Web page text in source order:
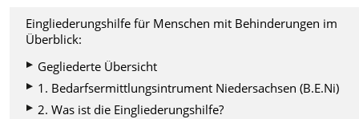
Eingliederungshilfe für Menschen mit Behinderungen im
Überblick:
Gegliederte Übersicht
1. Bedarfsermittlungsintrument Niedersachsen (B.E.Ni)
2. Was ist die Eingliederungshilfe?